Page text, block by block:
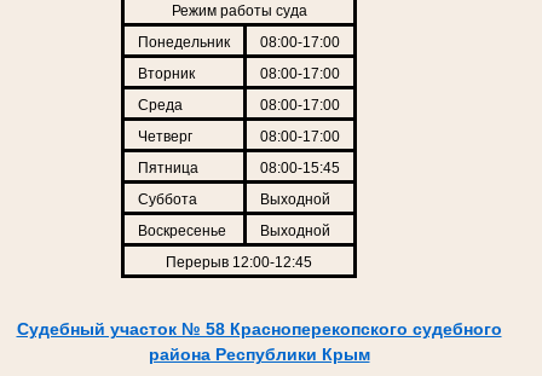
Режим работы суда
Понедельник
08:00-17:00
Вторник
08:00-17:00
Среда
08:00-17:00
Четверг
08:00-17:00
Пятница
08:00-15:45
Суббота
Выходной
Воскресенье
Выходной
Перерыв 12:00-12:45
Судебный участок № 58 Красноперекопского судебного
района Республики Крым